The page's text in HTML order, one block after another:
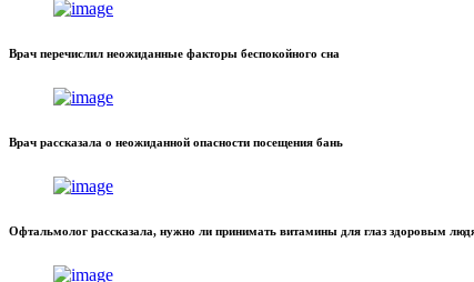
Врач перечислил неожиданные факторы беспокойного сна
Врач рассказала о неожиданной опасности посещения бань
Офтальмолог рассказала, нужно ли принимать витамины для глаз здоровым